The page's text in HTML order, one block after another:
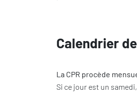
Calendrier
La CPR procède
Si ce jour est un